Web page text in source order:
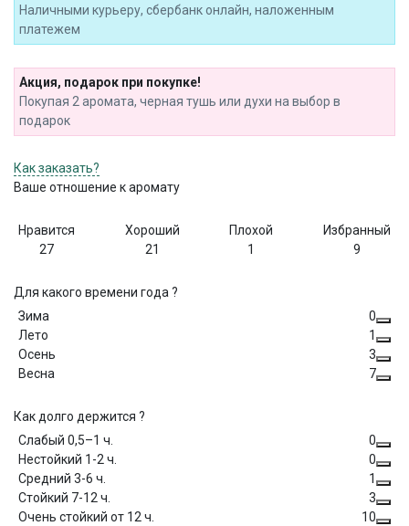
Наличными курьеру, сбербанк онлайн, наложенным
платежем
Акция, подарок при покупке!
Покупая 2 аромата, черная тушь или духи на выбор в
подарок
Как заказать?
Ваше отношение к аромату
Нравится
27
Хороший
21
Плохой
1
Избранный
9
Для какого времени года ?
Зима
0
Лето
1
Осень
3
Весна
7
Как долго держится ?
Слабый 0,5–1 ч.
0
Нестойкий 1-2 ч.
0
Средний 3-6 ч.
1
Стойкий 7-12 ч.
3
Очень стойкий от 12 ч.
10